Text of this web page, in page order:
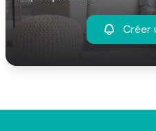
Créer